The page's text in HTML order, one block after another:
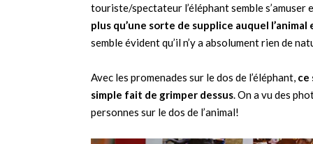
touriste/spectateur l’éléphant semble
plus qu’une sorte de supplice auquel
semble évident qu’il n’y a absolument rien de
Avec les promenades sur le dos de l’éléphant, ce
simple fait de grimper dessus. On a vu des
personnes sur le dos de l’animal!